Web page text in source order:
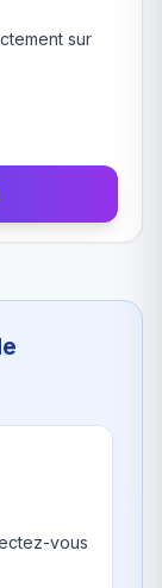
sur
vous